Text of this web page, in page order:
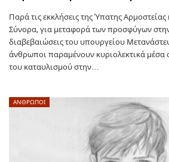
Παρά τις εκκλήσεις της Ύπατης
Σύνορα, για μεταφορά των προσφύγων
διαβεβαιώσεις του υπουργείου
άνθρωποι παραμένουν κυριολεκτικά μέσα
του καταυλισμού στην…
ΑΝΘΡΩΠΟΙ